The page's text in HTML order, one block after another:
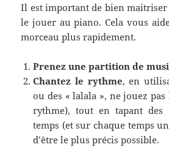
Il est important de bien
le jouer au piano. Cela vous
morceau plus rapidement.
Prenez une partition de
Chantez le rythme, en
ou des « lalala », ne jouez
rythme), tout en tapant des
temps (et sur chaque temps
d’être le plus précis possible.